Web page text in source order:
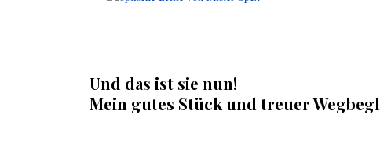
Und das ist sie nun!
Mein gutes Stück und treuer